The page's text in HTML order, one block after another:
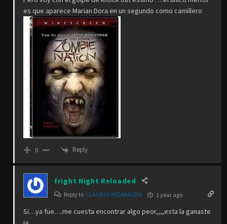
es que aparece Marian Dora en un segundo como camillero
0 Reply
fright Night Reloaded
Reply to CLAUDIO PEDRANZINI 1 year ago
Si…ya fue….me cuesta encontrar algo peor,,,,esta la ganaste